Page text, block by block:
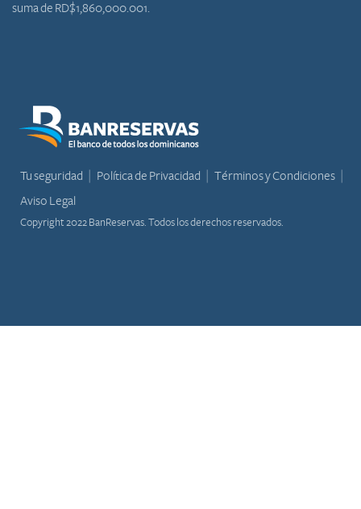
suma de RD$1,860,000.001.
Tu seguridad Política de Privacidad
Términos y Condiciones
Aviso Legal
Copyright 2022 BanReservas. Todos los derechos reservados.